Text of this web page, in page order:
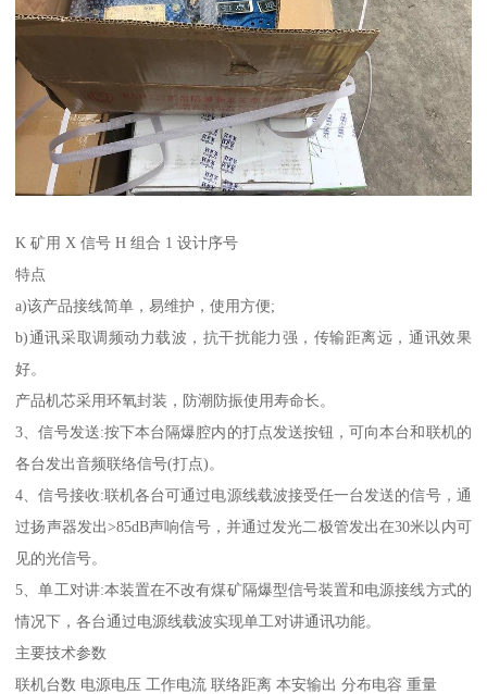
K 矿用 X 信号 H 组合 1 设计序号
特点
a)该产品接线简单，易维护，使用方便;
b)通讯采取调频动力载波，抗干扰能力强，传输距离远，通讯效果
好。
产品机芯采用环氧封装，防潮防振使用寿命长。
3、信号发送:按下本台隔爆腔内的打点发送按钮，可向本台和联机的
各台发出音频联络信号(打点)。
4、信号接收:联机各台可通过电源线载波接受任一台发送的信号，通
过扬声器发出>85dB声响信号，并通过发光二极管发出在30米以内可
见的光信号。
5、单工对讲:本装置在不改有煤矿隔爆型信号装置和电源接线方式的
情况下，各台通过电源线载波实现单工对讲通讯功能。
主要技术参数
联机台数 电源电压 工作电流 联络距离 本安输出 分布电容 重量